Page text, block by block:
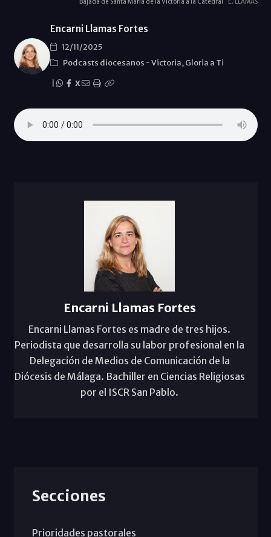
Bajada de Santa María de la Victoria a la Catedral E. LLAMAS
Encarni Llamas Fortes
12/11/2025
Podcasts diocesanos -Victoria, Gloria a Ti
X
Encarni Llamas Fortes
Encarni Llamas Fortes es madre de tres hijos.
Periodista que desarrolla su labor profesional en la
Delegación de Medios de Comunicación de la
Diócesis de Málaga. Bachiller en Ciencias Religiosas
por el ISCR San Pablo.
Secciones
Prioridades pastorales